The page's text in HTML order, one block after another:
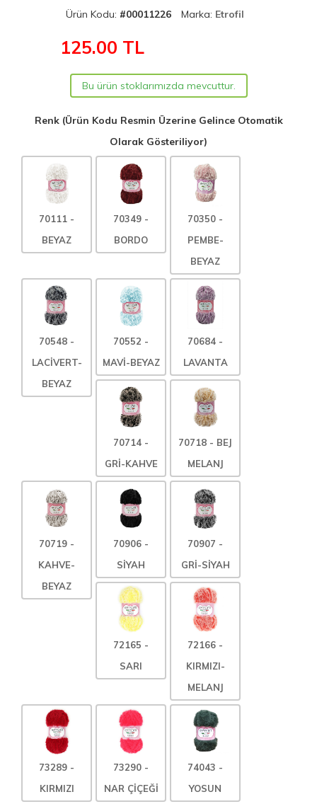
Ürün Kodu: #00011226 Marka: Etrofil
125.00 TL
Bu ürün stoklarımızda mevcuttur.
Renk (Ürün Kodu Resmin Üzerine Gelince Otomatik
Olarak Gösteriliyor)
70111 -
BEYAZ
70349 -
BORDO
70350 -
PEMBE-
BEYAZ
70548 -
LACİVERT-
BEYAZ
70552 -
MAVİ-BEYAZ
70684 -
LAVANTA
70714 -
GRİ-KAHVE
70718 - BEJ
MELANJ
70719 -
KAHVE-
BEYAZ
70906 -
SİYAH
70907 -
GRİ-SİYAH
72165 -
SARI
72166 -
KIRMIZI-
MELANJ
73289 -
KIRMIZI
73290 -
NAR ÇİÇEĞİ
74043 -
YOSUN